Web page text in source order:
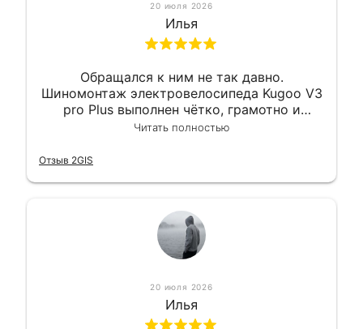
20 июля 2026
Илья
Обращался к ним не так давно.
Шиномонтаж электровелосипеда Kugoo V3
pro Plus выполнен чётко, грамотно и
квалифицированно. Всё сделано
Читать полностью
Отзыв 2GIS
20 июля 2026
Илья